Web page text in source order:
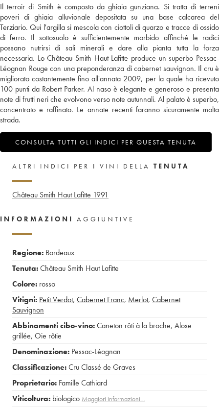
Il terroir di Smith è composto da ghiaia gunziana. Si tratta di terreni
poveri di ghiaia alluvionale depositata su una base calcarea del
Terziario. Qui l'argilla si mescola con ciottoli di quarzo e tracce di ossido
di ferro. Il sottosuolo è sufficientemente morbido affinché le radici
possano nutrirsi di sali minerali e dare alla pianta tutta la forza
necessaria. Lo Château Smith Haut Lafitte produce un superbo Pessac-
Léognan Rouge con una preponderanza di cabernet sauvignon. Il cru è
migliorato costantemente fino all'annata 2009, per la quale ha ricevuto
100 punti da Robert Parker. Al naso è elegante e generoso e presenta
note di frutti neri che evolvono verso note autunnali. Al palato è superbo,
concentrato e raffinato. Le annate recenti faranno sicuramente molta
strada.
CONSULTA TUTTI GLI INDICI PER QUESTA TENUTA
ALTRI INDICI PER I VINI DELLA TENUTA
Château Smith Haut Lafitte 1991
INFORMAZIONI AGGIUNTIVE
Regione: Bordeaux
Tenuta:Château Smith Haut Lafitte
Colore: rosso
Vitigni: Petit Verdot, Cabernet Franc, Merlot, Cabernet
Sauvignon
Abbinamenti cibo-vino:Caneton rôti à la broche, Alose
grillée, Oie rôtie
Denominazione: Pessac-Léognan
Classificazione:Cru Classé de Graves
Proprietario: Famille Cathiard
Viticoltura: biologico Maggiori informazioni…